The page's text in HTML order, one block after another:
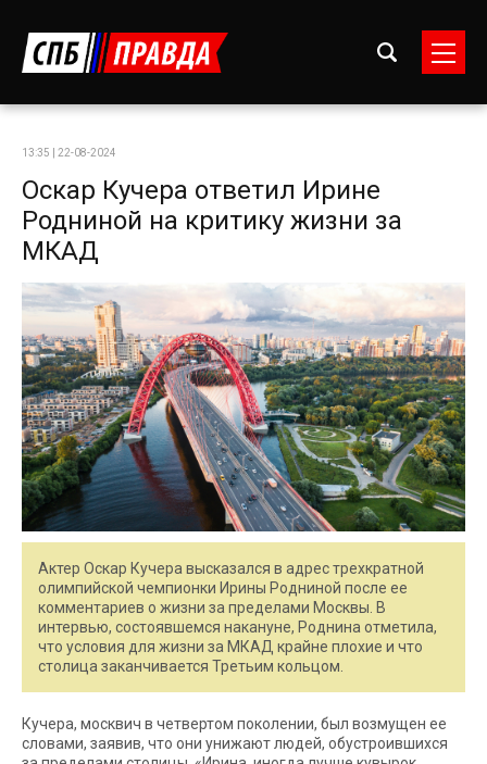
13:35 | 22-08-2024
Оскар Кучера ответил Ирине
Родниной на критику жизни за
МКАД
Актер Оскар Кучера высказался в адрес трехкратной
олимпийской чемпионки Ирины Родниной после ее
комментариев о жизни за пределами Москвы. В
интервью, состоявшемся накануне, Роднина отметила,
что условия для жизни за МКАД крайне плохие и что
столица заканчивается Третьим кольцом.
Кучера, москвич в четвертом поколении, был возмущен ее
словами, заявив, что они унижают людей, обустроившихся